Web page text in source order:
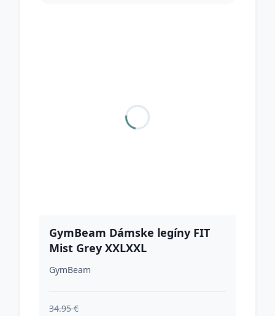
GymBeam Dámske legíny FIT
Mist Grey XXLXXL
GymBeam
34.95 €